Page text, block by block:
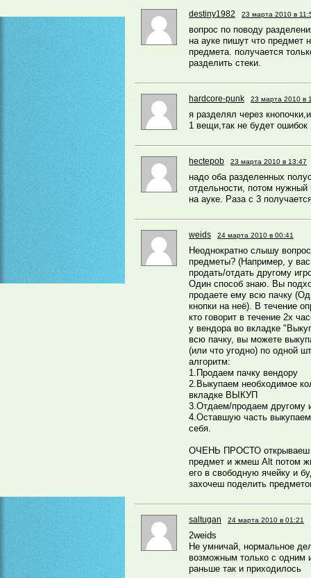
destiny1982 23 марта 2010 в
вопрос по поводу
на ауке пишут что предмет
предмета. получается
разделить стеки.
hardcore-punk 23 марта 2010 в
я разделял через
1 вещи,так не будет ошибок
hectepob 23 марта 2010 в 13:47
надо оба разделенных
отдельности, потом нужный
на ауке. Раза с 3
weids 24 марта 2010 в 00:41
Неоднократно слышу
предметы? (Например, у
продать/отдать другому
Один способ знаю. Вы
продаете ему всю пачку
кнопки на неё). В течение
кто говорит в течение 2х
у вендора во вкладке
всю пачку, вы можете
(или что угодно) по одной
алгоритм:
1.Продаем пачку вендору
2.Выкупаем необходимое
вкладке ВЫКУП
3.Отдаем/продаем другому
4.Оставшую часть
себя.
ОЧЕНЬ ПРОСТО открываеш
предмет и жмеш Alt потом
его в свободную ячейку и
захочеш поделить
saltugan 24 марта 2010 в 01:21
2weids
Не умничай, нормальное
возможным только с одним
раньше так и приходилось